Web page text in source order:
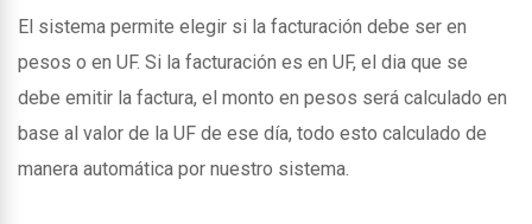
El sistema permite elegir si la facturación debe ser en
pesos o en UF. Si la facturación es en UF, el dia que se
debe emitir la factura, el monto en pesos será calculado en
base al valor de la UF de ese día, todo esto calculado de
manera automática por nuestro sistema.